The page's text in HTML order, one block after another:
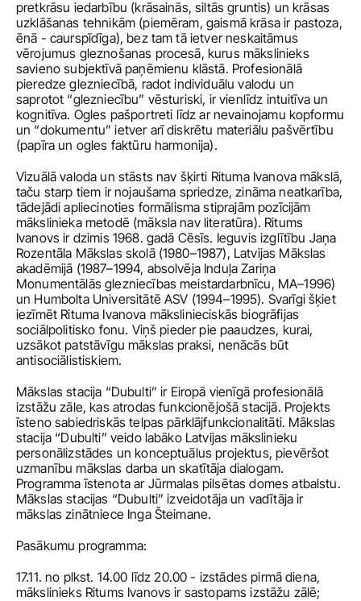
pretkrāsu iedarbību (krāsainās, siltās gruntis) un krāsas
uzklāšanas tehnikām (piemēram, gaismā krāsa ir pastoza,
ēnā - caurspīdīga), bez tam tā ietver neskaitāmus
vērojumus gleznošanas procesā, kurus mākslinieks
savieno subjektīvā paņēmienu klāstā. Profesionālā
pieredze glezniecībā, radot individuālu valodu un
saprotot “glezniecību” vēsturiski, ir vienlīdz intuitīva un
kognitīva. Ogles pašportreti līdz ar nevainojamu kopformu
un “dokumentu” ietver arī diskrētu materiālu pašvērtību
(papīra un ogles faktūru harmonija).
Vizuālā valoda un stāsts nav šķirti Rituma Ivanova mākslā,
taču starp tiem ir nojaušama spriedze, zināma neatkarība,
tādejādi apliecinoties formālisma stiprajām pozīcijām
mākslinieka metodē (māksla nav literatūra). Ritums
Ivanovs ir dzimis 1968. gadā Cēsīs. Ieguvis izglītību Jaņa
Rozentāla Mākslas skolā (1980–1987), Latvijas Mākslas
akadēmijā (1987–1994, absolvēja Induļa Zariņa
Monumentālās glezniecības meistardarbnīcu, MA–1996)
un Humbolta Universitātē ASV (1994–1995). Svarīgi šķiet
iezīmēt Rituma Ivanova mākslinieciskās biogrāfijas
sociālpolitisko fonu. Viņš pieder pie paaudzes, kurai,
uzsākot patstāvīgu mākslas praksi, nenācās būt
antisociālistiskiem.
Mākslas stacija “Dubulti” ir Eiropā vienīgā profesionālā
izstāžu zāle, kas atrodas funkcionējošā stacijā. Projekts
īsteno sabiedriskās telpas pārklājfunkcionalitāti. Mākslas
stacija “Dubulti” veido labāko Latvijas mākslinieku
personālizstādes un konceptuālus projektus, pievēršot
uzmanību mākslas darba un skatītāja dialogam.
Programma īstenota ar Jūrmalas pilsētas domes atbalstu.
Mākslas stacijas “Dubulti” izveidotāja un vadītāja ir
mākslas zinātniece Inga Šteimane.
Pasākumu programma:
17.11. no plkst. 14.00 līdz 20.00 - izstādes pirmā diena,
mākslinieks Ritums Ivanovs ir sastopams izstāžu zālē;